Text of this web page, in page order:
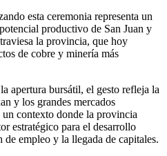
esta ceremonia representa un
productivo de San Juan y
la provincia, que hoy
de cobre y minería más
apertura bursátil, el gesto refleja la
y los grandes mercados
contexto donde la provincia
estratégico para el desarrollo
empleo y la llegada de capitales.